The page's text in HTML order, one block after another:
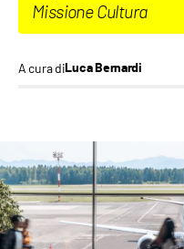
Missione Cultura
A cura diLuca Bernardi